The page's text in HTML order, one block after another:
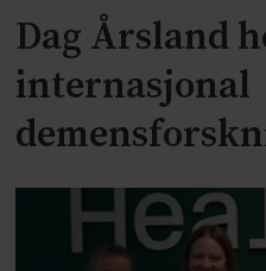
Dag Årsland
internasjonal